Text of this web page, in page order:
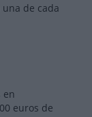
de cada
en
euros de